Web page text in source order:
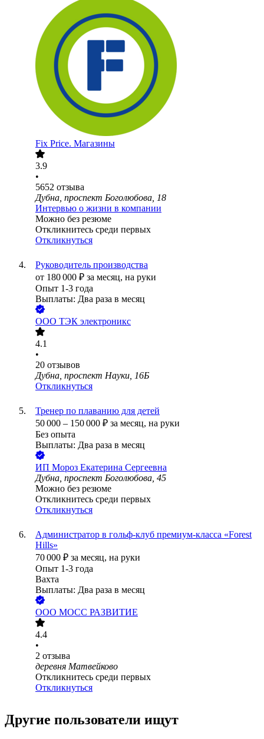
Fix Price. Магазины
3.9
•
5652 отзыва
Дубна, проспект Боголюбова, 18
Интервью о жизни в компании
Можно без резюме
Откликнитесь среди первых
Откликнуться
Руководитель производства
от 180 000 ₽ за месяц, на руки
Опыт 1-3 года
Выплаты: Два раза в месяц
ООО ТЭК электроникс
4.1
•
20 отзывов
Дубна, проспект Науки, 16Б
Откликнуться
Тренер по плаванию для детей
50 000 – 150 000 ₽ за месяц, на руки
Без опыта
Выплаты: Два раза в месяц
ИП Мороз Екатерина Сергеевна
Дубна, проспект Боголюбова, 45
Можно без резюме
Откликнитесь среди первых
Откликнуться
Администратор в гольф-клуб премиум-класса «Forest
Hills»
70 000 ₽ за месяц, на руки
Опыт 1-3 года
Вахта
Выплаты: Два раза в месяц
ООО МОСС РАЗВИТИЕ
4.4
•
2 отзыва
деревня Матвейково
Откликнитесь среди первых
Откликнуться
Другие пользователи ищут